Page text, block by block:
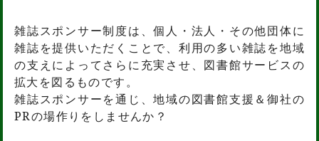
雑誌スポンサー制度は、個人・法人・その他団体に
雑誌を提供いただくことで、利用の多い雑誌を地域
の支えによってさらに充実させ、図書館サービスの
拡大を図るものです。
雑誌スポンサーを通じ、地域の図書館支援＆御社の
PRの場作りをしませんか？